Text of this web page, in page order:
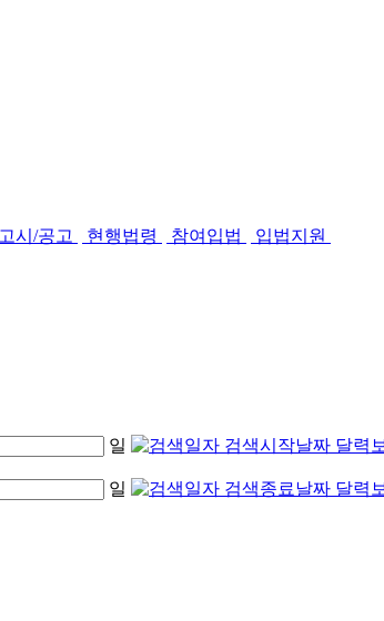
고시/공고 현행법령 참여입법
입법지원
일
일